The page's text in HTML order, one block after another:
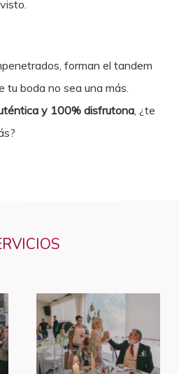
forman el tandem
tu boda no sea una más.
y 100% disfrutona, ¿te